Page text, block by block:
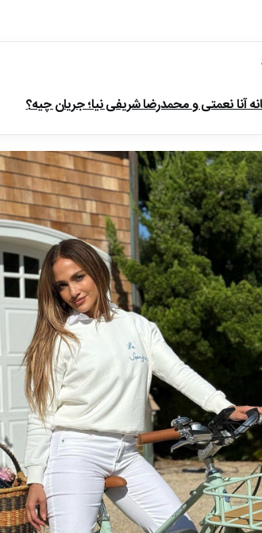
آنا نعمتی و محمدرضا شریفی نیا؛ جریان چیه؟